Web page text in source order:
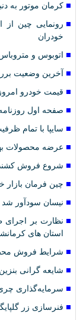
کرمان موتور به دنبال ۲ محصول
رونمایی چین از
خودران
اتوبوس و
آخرین وضعیت
قیمت خودرو امروز
صفحه اول روزنامه‌های
سایپا با تمام
عرضه محصولات
شروع فروش
چین فرمان
نیسان سودآور شد
نظارت بر اجرای
استان های
شرایط فروش
شایعه گرانی
سرمایه‌گذاری
فنرسازی زر